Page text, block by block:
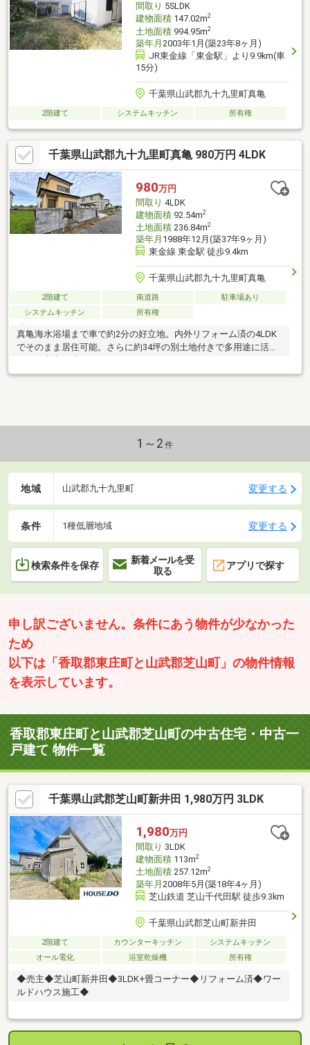
間取り 5SLDK
建物面積147.02m2
土地面積994.95m2
築年月 2003年1月(築23年8ヶ月)
JR東金線「東金駅」より9.9km(車
15分)
千葉県山武郡九十九里町真亀
2階建て システムキッチン 所有権
千葉県山武郡九十九里町真亀 980万円 4LDK
980万円
間取り 4LDK
建物面積92.54m2
土地面積236.84m2
築年月 1988年12月(築37年9ヶ月)
東金線 東金駅 徒歩9.4km
千葉県山武郡九十九里町真亀
2階建て 南道路
駐車場あり
システムキッチン
所有権
真亀海水浴場まで車で約2分の好立地。内外リフォーム済の4LDK
でそのまま居住可能。さらに約34坪の別土地付きで多用途に活用
1～2 件
地域 山武郡九十九里町 変更する
条件 1種低層地域 変更する
検索条件を保存
新着メールを受
取る
アプリで探す
申し訳ございません。条件にあう物件が少なかった
ため
以下は「香取郡東庄町と山武郡芝山町」の物件情報
を表示しています。
香取郡東庄町と山武郡芝山町の中古住宅・中古一
戸建て 物件一覧
千葉県山武郡芝山町新井田 1,980万円 3LDK
1,980万円
間取り 3LDK
建物面積113m2
土地面積257.12m2
築年月 2008年5月(築18年4ヶ月)
芝山鉄道 芝山千代田駅 徒歩9.3km
千葉県山武郡芝山町新井田
2階建て カウンターキッチン
システムキッチン
オール電化
浴室乾燥機 所有権
◆売主◆芝山町新井田◆3LDK+畳コーナー◆リフォーム済◆ワー
ルドハウス施工◆